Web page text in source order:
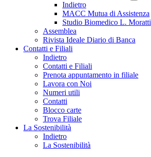
Indietro
MACC Mutua di Assistenza
Studio Biomedico L. Moratti
Assemblea
Rivista Ideale Diario di Banca
Contatti e Filiali
Indietro
Contatti e Filiali
Prenota appuntamento in filiale
Lavora con Noi
Numeri utili
Contatti
Blocco carte
Trova Filiale
La Sostenibilità
Indietro
La Sostenibilità